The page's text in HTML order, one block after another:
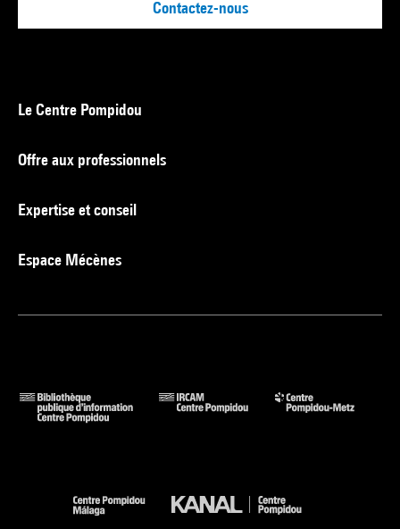
Contactez-nous
Le Centre Pompidou
Offre aux professionnels
Expertise et conseil
Espace Mécènes